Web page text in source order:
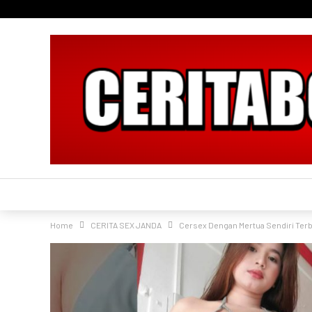
Home CERITA SEX JANDA Cersex Dengan Mertua Sendiri